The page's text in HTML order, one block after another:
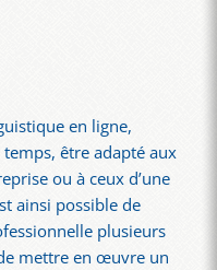
en ligne,
être adapté aux
ou à ceux d’une
ainsi possible de
plusieurs
mettre en œuvre un